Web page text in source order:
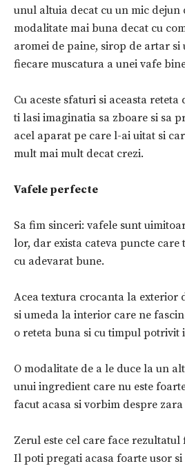
unul altuia decat cu un mic dejun
modalitate mai buna decat cu
aromei de paine, sirop de artar si
fiecare muscatura a unei vafe
Cu aceste sfaturi si aceasta
ti lasi imaginatia sa zboare si sa
acel aparat pe care l-ai uitat si
mult mai mult decat crezi.
Vafele perfecte
Sa fim sinceri: vafele sunt
lor, dar exista cateva puncte care
cu adevarat bune.
Acea textura crocanta la exterior
si umeda la interior care ne
o reteta buna si cu timpul potrivit
O modalitate de a le duce la un
unui ingredient care nu este
facut acasa si vorbim despre zara
Zerul este cel care face
Il poti pregati acasa foarte usor